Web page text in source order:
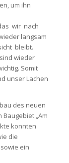
um ihn
wir nach
langsam
bleibt.
wieder
Somit
unser Lachen
des neuen
„Am
konnten
die
ein